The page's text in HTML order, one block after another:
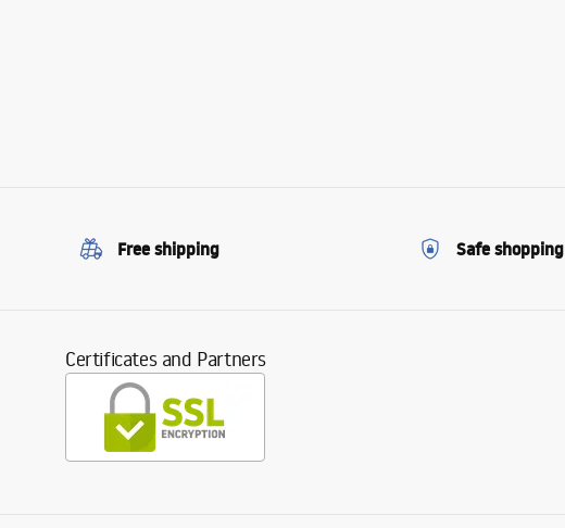
Free shipping Safe shopping
Certificates and Partners